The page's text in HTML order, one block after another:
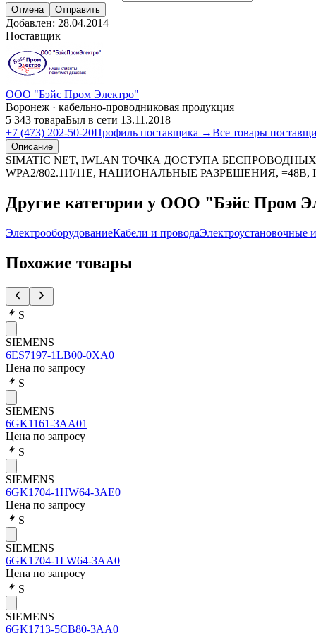
Отмена Отправить
Добавлен: 28.04.2014
Поставщик
ООО "Бэйс Пром Электро"
Воронеж · кабельно-проводниковая продукция
5 343 товараБыл в сети 13.11.2018
+7 (473) 202-50-20Профиль поставщика →Все товары
Описание
SIMATIC NET, IWLAN ТОЧКА ДОСТУПА БЕСПРОВОДНЫХ
WPA2/802.11I/11E, НАЦИОНАЛЬНЫЕ РАЗРЕШЕНИЯ,
Другие категории у ООО "Бэйс Пром
ЭлектрооборудованиеКабели и проводаЭлектроустановочные
Похожие товары
S
SIEMENS
6ES7197-1LB00-0XA0
Цена по запросу
S
SIEMENS
6GK1161-3AA01
Цена по запросу
S
SIEMENS
6GK1704-1HW64-3AE0
Цена по запросу
S
SIEMENS
6GK1704-1LW64-3AA0
Цена по запросу
S
SIEMENS
6GK1713-5CB80-3AA0